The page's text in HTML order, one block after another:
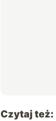
Czytaj też: